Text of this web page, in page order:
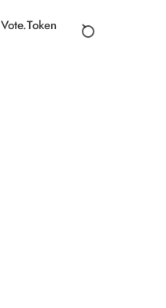
Vote.Token